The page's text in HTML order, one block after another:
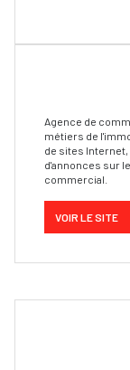
Agence de
métiers de
de sites
d'annonces sur
commercial.
VOIR LE SITE